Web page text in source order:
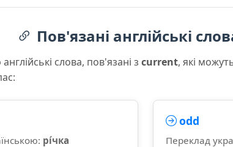
Пов'язані англійські
слова, пов'язані з current, які
рі́чка
odd
Переклад